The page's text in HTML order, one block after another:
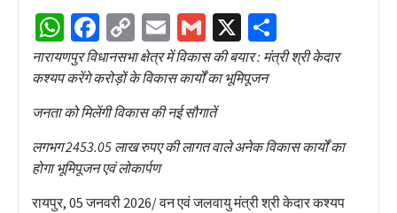
WhatsApp
Facebook
Copy
Link
EmailGmail
X
नारायणपुर विधानसभा क्षेत्र में विकास की बयार : मंत्री श्री केदार
कश्यप करेंगे करोड़ों के विकास कार्यों का भूमिपूजन
जनता को मिलेंगी विकास की नई सौगातें
लगभग 2453.05 लाख रुपए की लागत वाले अनेक विकास कार्यों का
होगा भूमिपूजन एवं लोकार्पण
रायपुर, 05 जनवरी 2026/ वन एवं जलवायु मंत्री श्री केदार कश्यप